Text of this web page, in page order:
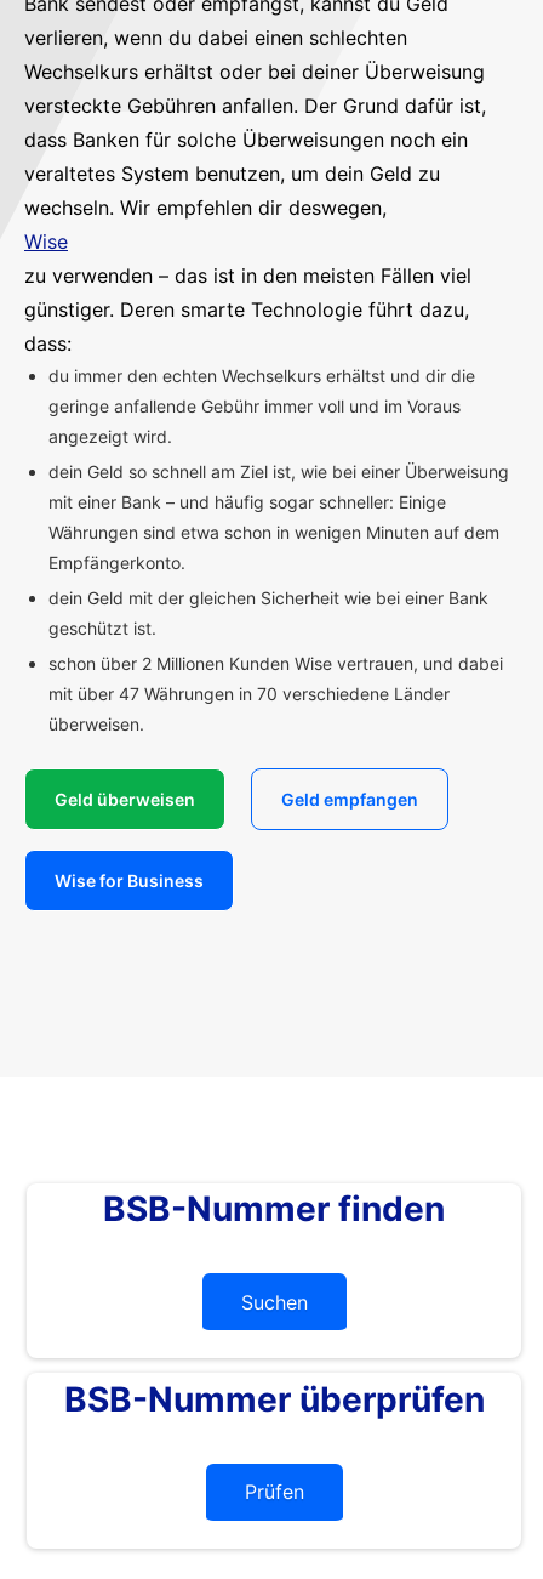
verlieren, wenn du dabei einen schlechten
Wechselkurs erhältst oder bei deiner Überweisung
versteckte Gebühren anfallen. Der Grund dafür ist,
dass Banken für solche Überweisungen noch ein
veraltetes System benutzen, um dein Geld zu
wechseln. Wir empfehlen dir deswegen,
Wise
zu verwenden – das ist in den meisten Fällen viel
günstiger. Deren smarte Technologie führt dazu,
dass:
du immer den echten Wechselkurs erhältst und dir die
geringe anfallende Gebühr immer voll und im Voraus
angezeigt wird.
dein Geld so schnell am Ziel ist, wie bei einer Überweisung
mit einer Bank – und häufig sogar schneller: Einige
Währungen sind etwa schon in wenigen Minuten auf dem
Empfängerkonto.
dein Geld mit der gleichen Sicherheit wie bei einer Bank
geschützt ist.
schon über 2 Millionen Kunden Wise vertrauen, und dabei
mit über 47 Währungen in 70 verschiedene Länder
überweisen.
Geld überweisen Geld empfangen
Wise for Business
BSB-Nummer finden
Suchen
BSB-Nummer überprüfen
Prüfen